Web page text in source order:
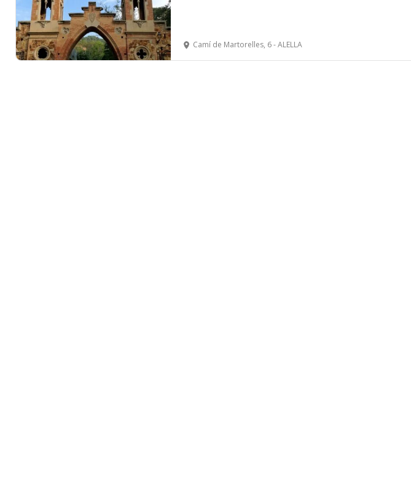
Camí de Martorelles, 6 - ALELLA